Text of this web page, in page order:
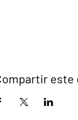
este